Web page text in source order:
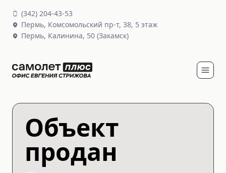
(342) 204-43-53
Пермь, Комсомольский пр-т, 38, 5 этаж
Пермь, Калинина, 50 (Закамск)
Объект
продан